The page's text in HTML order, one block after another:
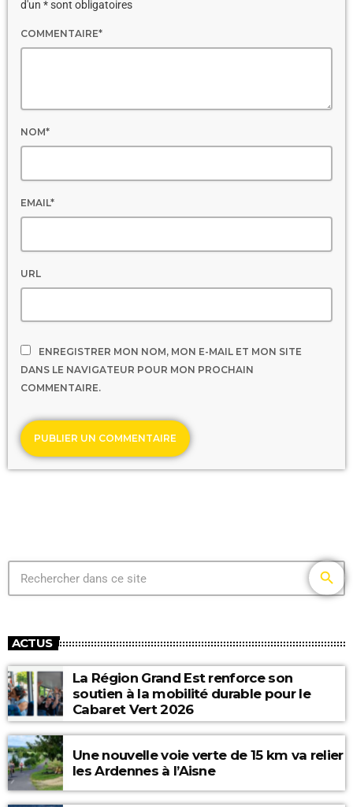
d'un * sont obligatoires
COMMENTAIRE*
NOM*
EMAIL*
URL
ENREGISTRER MON NOM, MON E-MAIL ET MON SITE
DANS LE NAVIGATEUR POUR MON PROCHAIN
COMMENTAIRE.
search
ACTUS
La Région Grand Est renforce son
soutien à la mobilité durable pour le
Cabaret Vert 2026
Une nouvelle voie verte de 15 km va relier
les Ardennes à l’Aisne